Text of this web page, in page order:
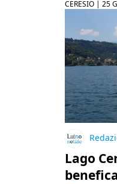
CERESIO |25
Lago